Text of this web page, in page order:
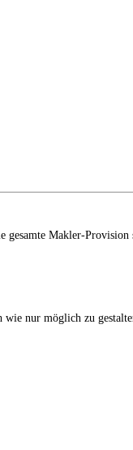
gesamte Makler-Provision
nur möglich zu